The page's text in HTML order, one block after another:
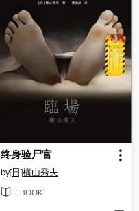
终身验尸官
by[日]横山秀夫
EBOOK